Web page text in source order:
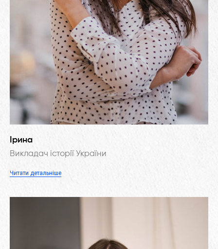
Ірина
Викладач історії України
Читати детальніше